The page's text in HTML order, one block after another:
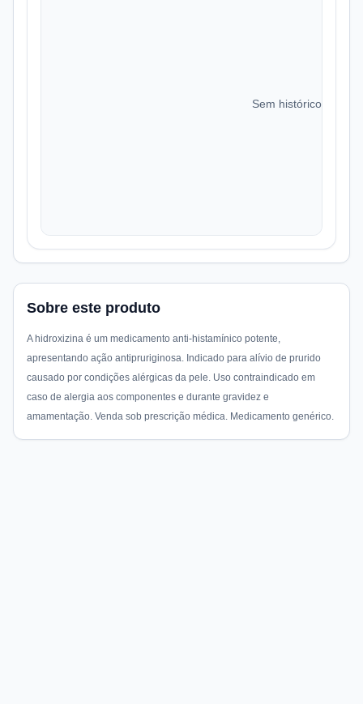
Sem histórico de
Sobre este produto
A hidroxizina é um medicamento anti-histamínico potente,
apresentando ação antipruriginosa. Indicado para alívio de prurido
causado por condições alérgicas da pele. Uso contraindicado em
caso de alergia aos componentes e durante gravidez e
amamentação. Venda sob prescrição médica. Medicamento genérico.